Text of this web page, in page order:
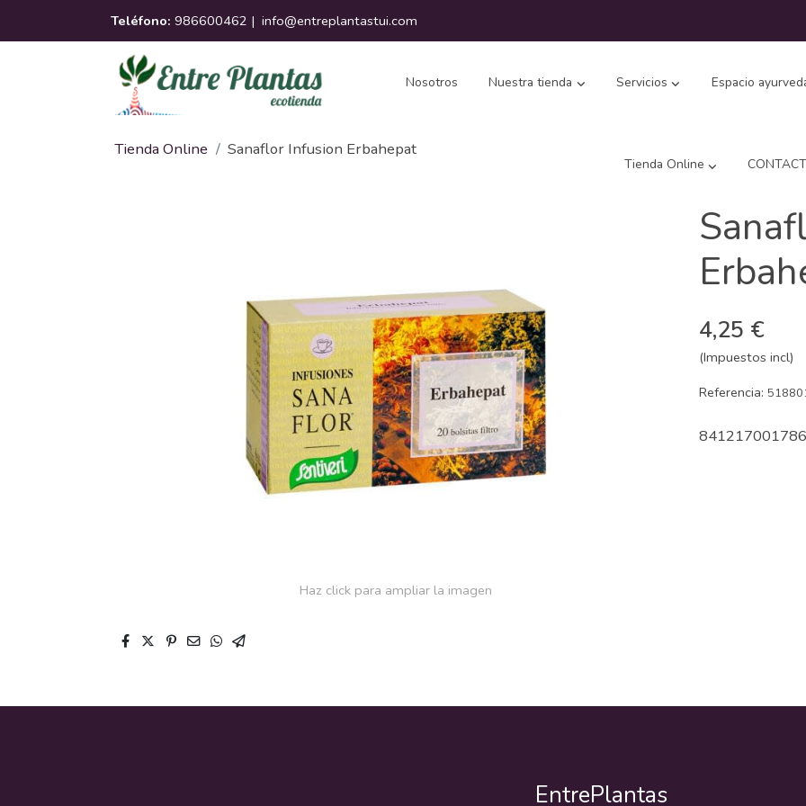
Teléfono: 986600462 | info@entreplantastui.com
Nosotros Nuestra tienda Servicios Espacio
Tienda Online
Tienda Online Sanaflor Infusion Erbahepat
Haz click para ampliar la imagen
4,25 €
(Impuestos incl)
Referencia:
EntrePlantas